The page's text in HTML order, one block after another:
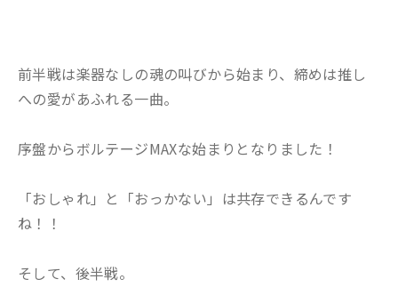
前半戦は楽器なしの魂の叫びから始まり、締めは推し
への愛があふれる一曲。
序盤からボルテージMAXな始まりとなりました！
「おしゃれ」と「おっかない」は共存できるんです
ね！！
そして、後半戦。